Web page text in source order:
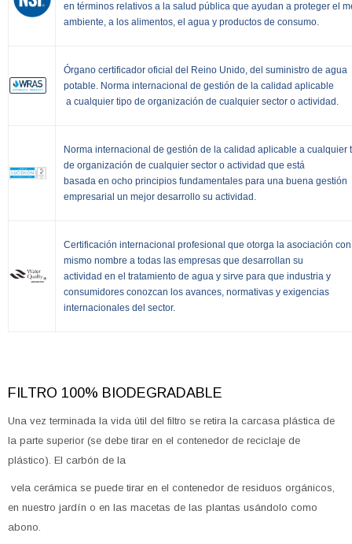
en términos relativos a la salud pública que ayudan a proteger el
ambiente, a los alimentos, el agua y productos de consumo.
Órgano certificador oficial del Reino Unido, del suministro de agua
potable. Norma internacional de gestión de la calidad aplicable
a cualquier tipo de organización de cualquier sector o actividad.
Norma internacional de gestión de la calidad aplicable a cualquier
de organización de cualquier sector o actividad que está
basada en ocho principios fundamentales para una buena gestión
empresarial un mejor desarrollo su actividad.
Certificación internacional profesional que otorga la asociación
mismo nombre a todas las empresas que desarrollan su
actividad en el tratamiento de agua y sirve para que industria y
consumidores conozcan los avances, normativas y exigencias
internacionales del sector.
FILTRO 100% BIODEGRADABLE
Una vez terminada la vida útil del filtro se retira la carcasa plástica de
la parte superior (se debe tirar en el contenedor de reciclaje de
plástico). El carbón de la
vela cerámica se puede tirar en el contenedor de residuos orgánicos,
en nuestro jardín o en las macetas de las plantas usándolo como
abono.